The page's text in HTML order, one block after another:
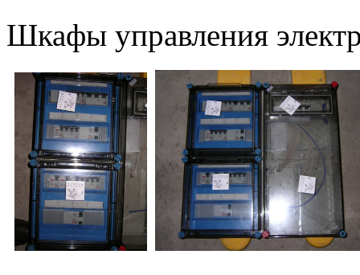
Шкафы управления